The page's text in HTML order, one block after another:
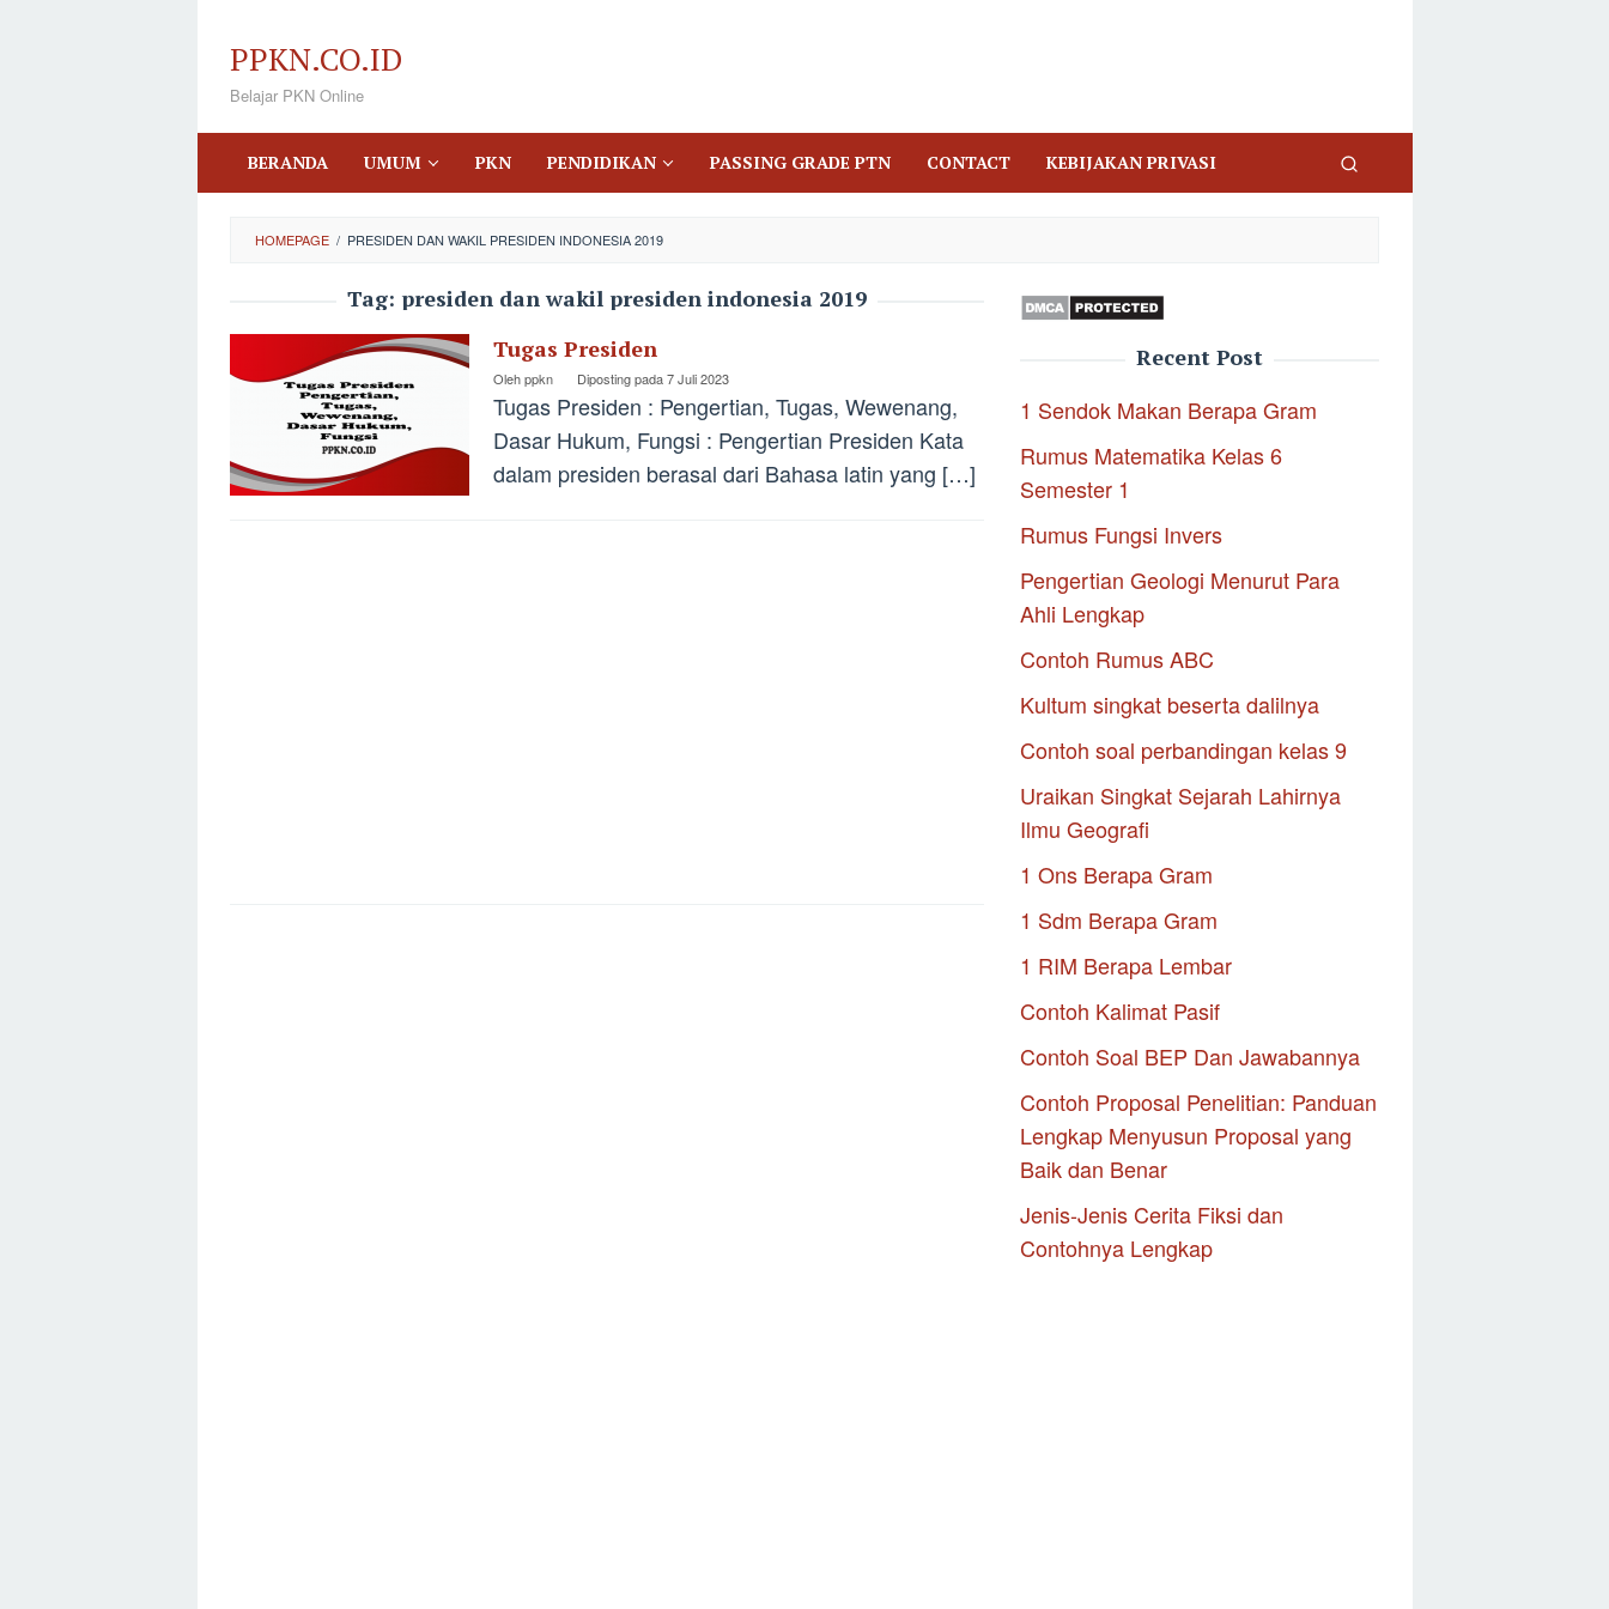
konten
PPKN.CO.ID
Belajar PKN Online
BERANDA UMUM PKN PENDIDIKAN PASSING GRADE PTN CONTACT KEBIJAKAN PRIVASI
HOMEPAGE / PRESIDEN DAN WAKIL PRESIDEN INDONESIA 2019
Tag: presiden dan wakil presiden indonesia 2019
Tugas Presiden
Olehppkn Diposting pada7 Juli 2023
Tugas Presiden : Pengertian, Tugas, Wewenang,
Dasar Hukum, Fungsi : Pengertian Presiden Kata
dalam presiden berasal dari Bahasa latin yang […]
Recent Post
1 Sendok Makan Berapa Gram
Rumus Matematika Kelas 6
Semester 1
Rumus Fungsi Invers
Pengertian Geologi Menurut Para
Ahli Lengkap
Contoh Rumus ABC
Kultum singkat beserta dalilnya
Contoh soal perbandingan kelas 9
Uraikan Singkat Sejarah Lahirnya
Ilmu Geografi
1 Ons Berapa Gram
1 Sdm Berapa Gram
1 RIM Berapa Lembar
Contoh Kalimat Pasif
Contoh Soal BEP Dan Jawabannya
Contoh Proposal Penelitian: Panduan
Lengkap Menyusun Proposal yang
Baik dan Benar
Jenis-Jenis Cerita Fiksi dan
Contohnya Lengkap